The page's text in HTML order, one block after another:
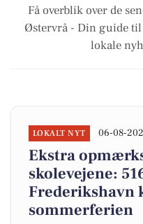
Få overblik over de
Østervrå - Din guide
lokale
LOKALT NYT 06-08-
Ekstra
skolevejene:
Frederikshavn
sommerferien